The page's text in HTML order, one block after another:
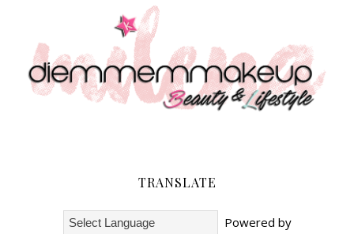
TRANSLATE
Powered by